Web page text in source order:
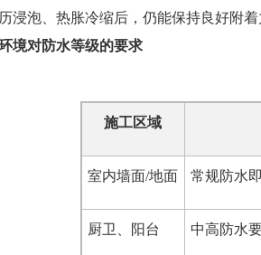
浸泡、热胀冷缩后，仍能保持良好附着
境对防水等级的要求
施工区域
室内墙面/地面 常规防水
厨卫、阳台 中高防水